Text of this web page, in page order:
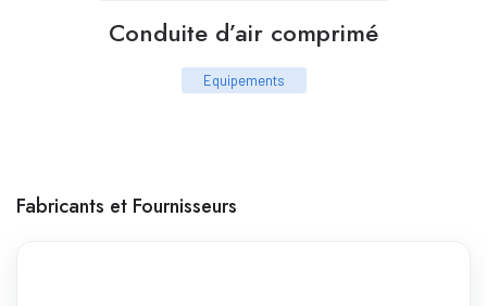
Conduite d’air comprimé
Equipements
Fabricants et Fournisseurs